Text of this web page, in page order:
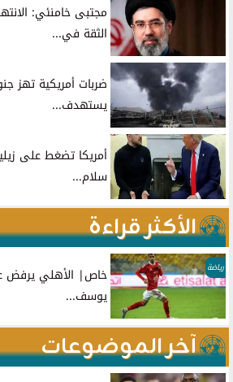
مجتبى خامنئي:
الثقة في...
ضربات أمريكية تهز
يستهدف...
أمريكا تضغط على
سلام...
الأكثر قراءة
رياضة
خاص| الأهلي يرفض
يوسف...
آخر الموضوعات